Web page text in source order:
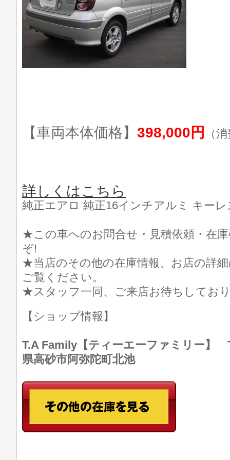
【車両本体価格】 398,000円 （
詳しくはこちら
純正エアロ 純正16インチアルミ キーレ
★この車へのお問合せ・見積依頼・在
ぞ!
★当店のその他の在庫情報、お店の詳
ご覧ください。
★スタッフ一同、ご来店お待ちしてお
【ショップ情報】
T.A Family【ティーエーファミリー】
県高砂市阿弥陀町北池